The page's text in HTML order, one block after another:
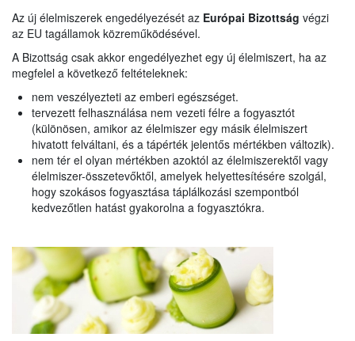
Az új élelmiszerek engedélyezését az Európai Bizottság végzi
az EU tagállamok közreműködésével.
A Bizottság csak akkor engedélyezhet egy új élelmiszert, ha az
megfelel a következő feltételeknek:
nem veszélyezteti az emberi egészséget.
tervezett felhasználása nem vezeti félre a fogyasztót
(különösen, amikor az élelmiszer egy másik élelmiszert
hivatott felváltani, és a tápérték jelentős mértékben változik).
nem tér el olyan mértékben azoktól az élelmiszerektől vagy
élelmiszer-összetevőktől, amelyek helyettesítésére szolgál,
hogy szokásos fogyasztása táplálkozási szempontból
kedvezőtlen hatást gyakorolna a fogyasztókra.